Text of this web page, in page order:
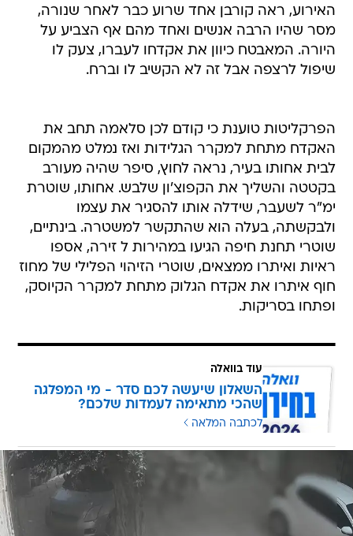
האירוע, ראה קורבן אחד שרוע כבר לאחר שנורה,
מסר שהיו הרבה אנשים ואחד מהם אף הצביע על
היורה. המאבטח כיוון את אקדחו לעברו, צעק לו
שיפול לרצפה אבל זה לא הקשיב לו וברח.
הפרקליטות טוענת כי קודם לכן סלאמה תחב את
האקדח מתחת למקרר הגלידות ואז נמלט מהמקום
לבית אחותו בעיר, נראה לחוץ, סיפר שהיה מעורב
בקטטה והשליך את הקפוצ'ון שלבש. אחותו, שוטרת
ימ"ר לשעבר, שידלה אותו להסגיר את עצמו
ולבקשתה, בעלה הוא שהתקשר למשטרה. בינתיים,
שוטרי תחנת חיפה הגיעו במהירות ל זירה, אספו
ראיות ואיתרו ממצאים, שוטרי הזיהוי הפלילי של מחוז
חוף איתרו את אקדח הגלוק מתחת למקרר הקיוסק,
ופתחו בסריקות.
עוד בוואלה
השאלון שיעשה לכם סדר - מי המפלגה
שהכי מתאימה לעמדות שלכם?
לכתבה המלאה